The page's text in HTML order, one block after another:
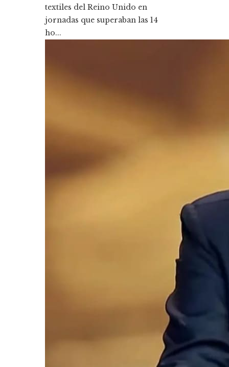
textiles del Reino Unido en
jornadas que superaban las 14
ho...